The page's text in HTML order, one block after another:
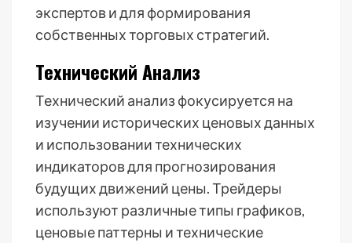
экспертов и для формирования
собственных торговых стратегий.
Технический Анализ
Технический анализ фокусируется на
изучении исторических ценовых данных
и использовании технических
индикаторов для прогнозирования
будущих движений цены. Трейдеры
используют различные типы графиков,
ценовые паттерны и технические